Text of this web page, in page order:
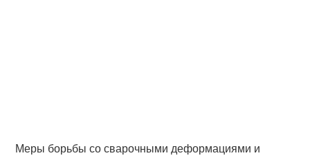
Меры борьбы со сварочными деформациями и